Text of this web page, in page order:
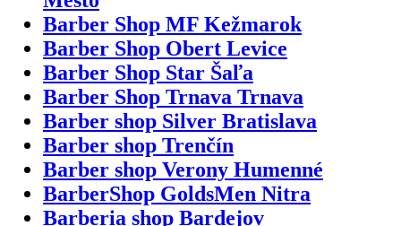
Barber Shop MF Kežmarok
Barber Shop Obert Levice
Barber Shop Star Šaľa
Barber Shop Trnava Trnava
Barber shop Silver Bratislava
Barber shop Trenčín
Barber shop Verony Humenné
BarberShop GoldsMen Nitra
Barberia shop Bardejov